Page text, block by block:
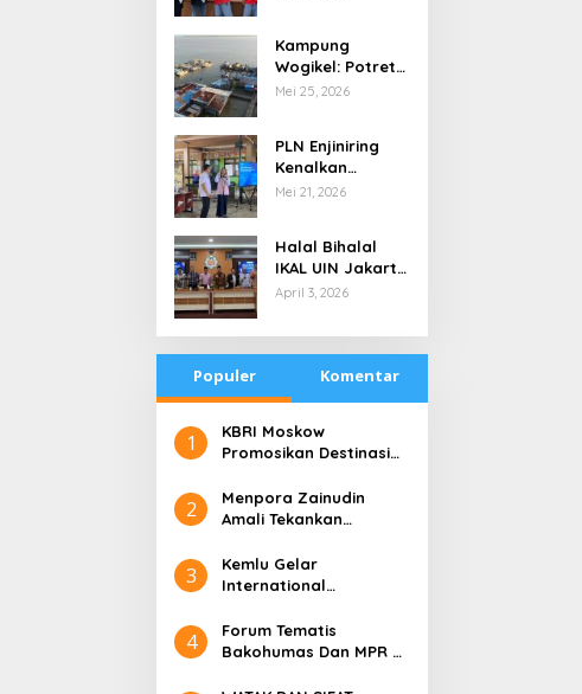
Perubahan Iklim
Kampung
Wogikel: Potret
Kehidupan
yang Bertahan
di Tengah
Keterbatasan
Mei 25, 2026
PLN Enjiniring
Kenalkan
Teknologi Energi
Mei 21, 2026
Halal Bihalal
IKAL UIN Jakarta
NTB, Alumni UIN
April 3, 2026
Populer Komentar
1
​KBRI Moskow
Promosikan Destinasi
Bali’
2
​Menpora Zainudin
Amali Tekankan
untuk DBON
3
​Kemlu Gelar
International
Diplomacy (ICDD)
4
Forum Tematis
Bakohumas Dan MPR RI